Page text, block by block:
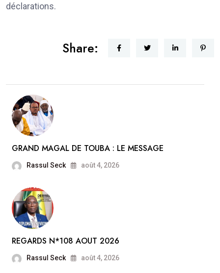
déclarations.
Share:
GRAND MAGAL DE TOUBA : LE MESSAGE
Rassul Seck août 4, 2026
REGARDS N*108 AOUT 2026
Rassul Seck août 4, 2026